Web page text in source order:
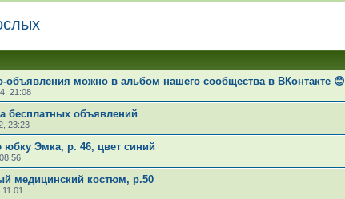
объявления можно в альбом нашего сообщества в ВКонтакте 😊
21:08
бесплатных объявлений
23:23
Эмка, р. 46, цвет синий
медицинский костюм, р.50